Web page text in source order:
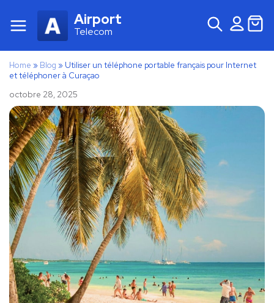
Airport
Telecom
Home » Blog » Utiliser un téléphone portable français pour Internet
et téléphoner à Curaçao
octobre 28, 2025